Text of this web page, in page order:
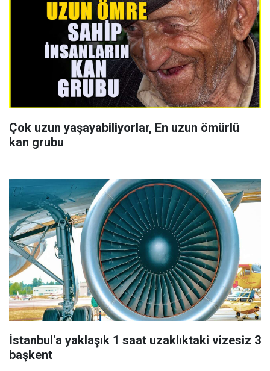
Çok uzun yaşayabiliyorlar, En uzun ömürlü
kan grubu
İstanbul'a yaklaşık 1 saat uzaklıktaki vizesiz 3
başkent